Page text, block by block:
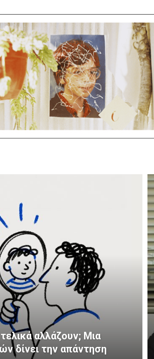
αλλάζουν; Μια
δίνει την απάντηση